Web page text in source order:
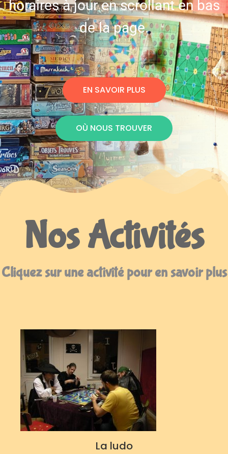
horaires à jour en scrollant en bas
de la page.
EN SAVOIR PLUS
OÙ NOUS TROUVER
Nos Activités
Cliquez sur une activité pour en savoir plus
La ludo